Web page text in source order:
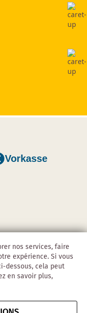
nos services, faire
expérience. Si vous
dessous, cela peut
en savoir plus,